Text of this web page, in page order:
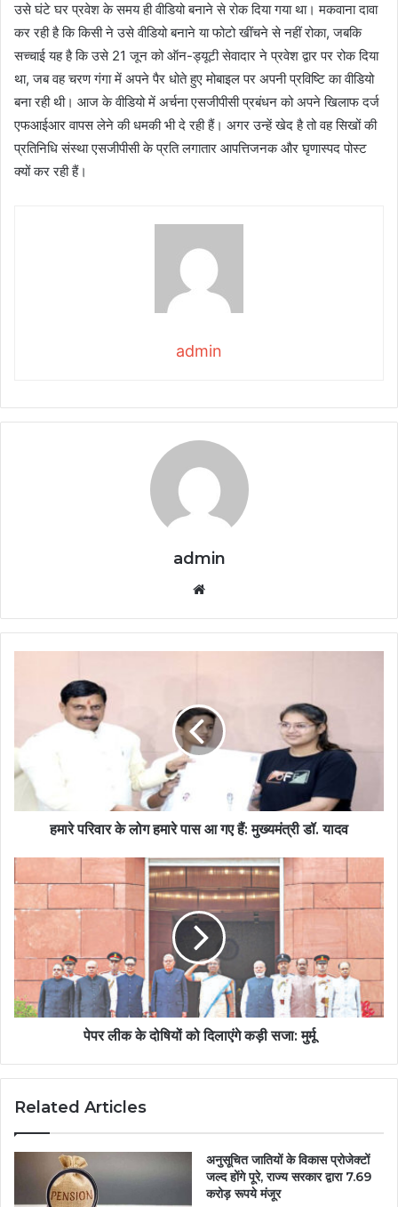
उसे घंटे घर प्रवेश के समय ही वीडियो बनाने से रोक दिया गया था। मकवाना दावा
कर रही है कि किसी ने उसे वीडियो बनाने या फोटो खींचने से नहीं रोका, जबकि
सच्चाई यह है कि उसे 21 जून को ऑन-ड्यूटी सेवादार ने प्रवेश द्वार पर रोक दिया
था, जब वह चरण गंगा में अपने पैर धोते हुए मोबाइल पर अपनी प्रविष्टि का वीडियो
बना रही थी। आज के वीडियो में अर्चना एसजीपीसी प्रबंधन को अपने खिलाफ दर्ज
एफआईआर वापस लेने की धमकी भी दे रही हैं। अगर उन्हें खेद है तो वह सिखों की
प्रतिनिधि संस्था एसजीपीसी के प्रति लगातार आपत्तिजनक और घृणास्पद पोस्ट
क्यों कर रही हैं।
admin
admin
हमारे परिवार के लोग हमारे पास आ गए हैं: मुख्यमंत्री डॉ. यादव
पेपर लीक के दोषियों को दिलाएंगे कड़ी सजा: मुर्मू
Related Articles
अनुसूचित जातियों के विकास प्रोजेक्टों
जल्द होंगे पूरे, राज्य सरकार द्वारा 7.69
करोड़ रूपये मंजूर